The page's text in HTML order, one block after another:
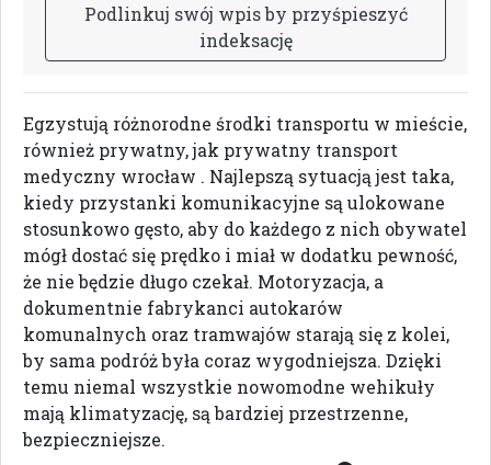
Podlinkuj swój wpisby przyśpieszyć
indeksację
Egzystują różnorodne środki transportu w mieście,
również prywatny, jak prywatny transport
medyczny wrocław . Najlepszą sytuacją jest taka,
kiedy przystanki komunikacyjne są ulokowane
stosunkowo gęsto, aby do każdego z nich obywatel
mógł dostać się prędko i miał w dodatku pewność,
że nie będzie długo czekał. Motoryzacja, a
dokumentnie fabrykanci autokarów
komunalnych oraz tramwajów starają się z kolei,
by sama podróż była coraz wygodniejsza. Dzięki
temu niemal wszystkie nowomodne wehikuły
mają klimatyzację, są bardziej przestrzenne,
bezpieczniejsze.